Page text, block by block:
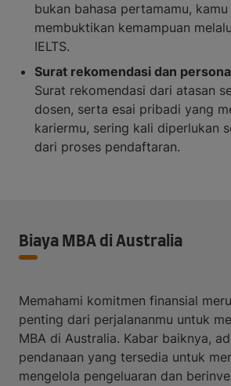
bukan bahasa pertamamu, kamu
membuktikan kemampuan
IELTS.
Surat rekomendasi dan
Surat rekomendasi dari atasan
dosen, serta esai pribadi yang
kariermu, sering kali diperlukan
dari proses pendaftaran.
Biaya MBA di Australia
Memahami komitmen finansial
penting dari perjalananmu untuk
MBA di Australia. Kabar baiknya,
pendanaan yang tersedia untuk
mengelola pengeluaran dan